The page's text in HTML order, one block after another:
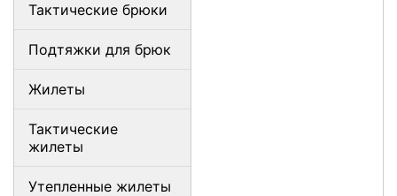
Тактические брюки
Подтяжки для брюк
Жилеты
Тактические
жилеты
Утепленные жилеты